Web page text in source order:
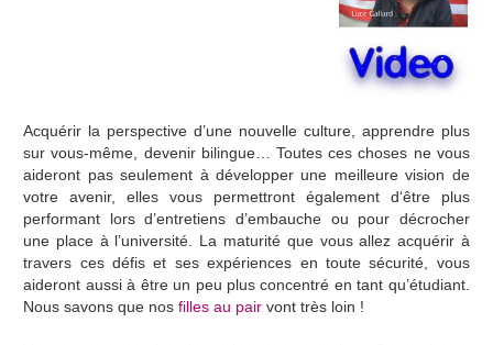
Acquérir la perspective d’une nouvelle culture, apprendre plus
sur vous-même, devenir bilingue… Toutes ces choses ne vous
aideront pas seulement à développer une meilleure vision de
votre avenir, elles vous permettront également d‘être plus
performant lors d’entretiens d’embauche ou pour décrocher
une place à l’université. La maturité que vous allez acquérir à
travers ces défis et ses expériences en toute sécurité, vous
aideront aussi à être un peu plus concentré en tant qu’étudiant.
Nous savons que nosfilles au pair vont très loin !